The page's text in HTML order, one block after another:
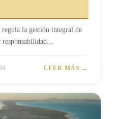
la gestión integral de
LEER MÁS →